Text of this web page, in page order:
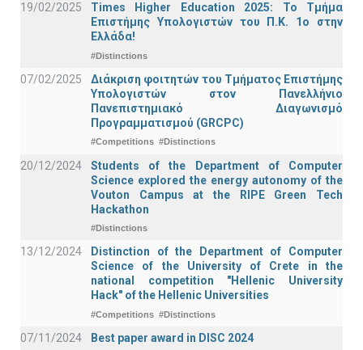
19/02/2025
Times Higher Education 2025: Το Τμήμα
Επιστήμης Υπολογιστών του Π.Κ. 1ο στην
Ελλάδα!
#Distinctions
07/02/2025
Διάκριση φοιτητών του Τμήματος Επιστήμης
Υπολογιστών στον Πανελλήνιο
Πανεπιστημιακό Διαγωνισμό
Προγραμματισμού (GRCPC)
#Competitions #Distinctions
20/12/2024
Students of the Department of Computer
Science explored the energy autonomy of the
Vouton Campus at the RIPE Green Tech
Hackathon
#Distinctions
13/12/2024
Distinction of the Department of Computer
Science of the University of Crete in the
national competition "Hellenic University
Hack" of the Hellenic Universities
#Competitions #Distinctions
07/11/2024 Best paper award in DISC 2024